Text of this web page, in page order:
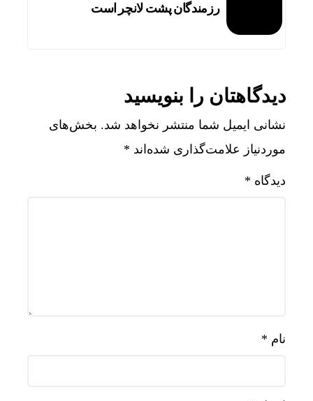
رزمندگان پشت لانچر است
دیدگاهتان را بنویسید
نشانی ایمیل شما منتشر نخواهد شد. بخش‌های
موردنیاز علامت‌گذاری شده‌اند *
دیدگاه *
نام *